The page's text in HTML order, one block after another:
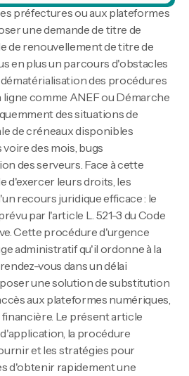
préfectures ou aux plateformes
une demande de titre de
de renouvellement de titre de
en plus un parcours d'obstacles
des procédures
ligne comme ANEF ou Démarche
des situations de
de créneaux disponibles
des mois, bugs
des serveurs. Face à cette
d'exercer leurs droits, les
recours juridique efficace : le
par l'article L. 521-3 du Code
Cette procédure d'urgence
administratif qu'il ordonne à la
vous dans un délai
une solution de substitution
aux plateformes numériques,
Le présent article
la procédure
et les stratégies pour
d'obtenir rapidement une